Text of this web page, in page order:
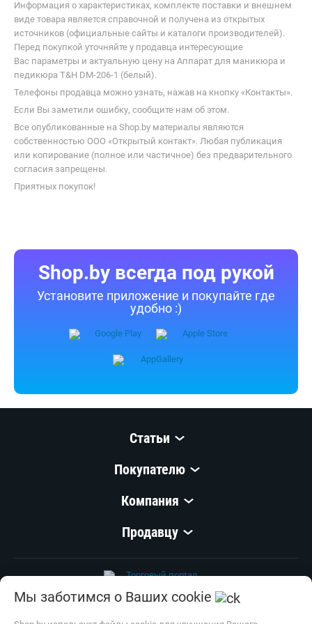
Информация о характеристиках, комплекте поставки и внешнем
виде товара является справочной и получена из открытых
источников (официальные сайты и каталоги производителей).
Перед покупкой уточняйте у продавца интересующие
Вас параметры и актуальную цену на Аппарат для маникюра и
педикюра T&H DM-206-1 (белый).
Телефоны продавца можно узнать, нажав на кнопку «Контакты».
Если Вы заметили ошибку, сообщите нам об этом.
Все опубликованные на Shop.by материалы являются
собственностью ООО «Открытый контакт». Любая публикация
или копирование (полное или частичное) без предварительного
согласия запрещены.
Приятных покупок!
Shop.by всегда под рукой
Установите приложение и покупайте где
удобно :)
Статьи
Покупателю
Компания
Продавцу
© 1999–2026, ООО «Открытый Контакт»УНП 100008738
Мы заботимся о Ваших cookie